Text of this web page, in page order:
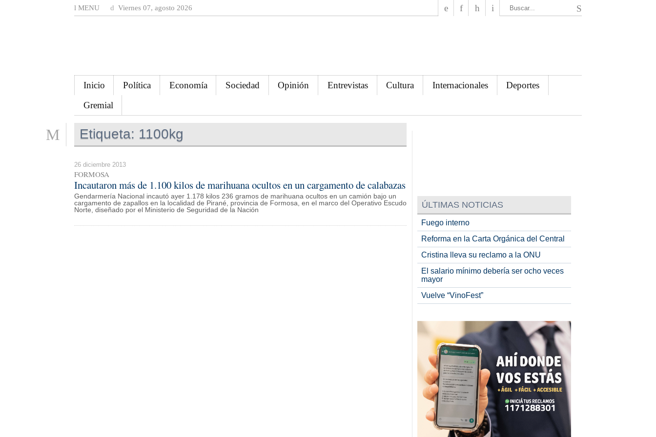
MENU Viernes 07, agosto 2026
Inicio Política Economía Sociedad Opinión Entrevistas Cultura Internacionales
Deportes
Gremial
Etiqueta: 1100kg
26 diciembre 2013
FORMOSA
Incautaron más de 1.100 kilos de marihuana ocultos en un cargamento de calabazas
Gendarmería Nacional incautó ayer 1.178 kilos 236 gramos de marihuana ocultos en un camión bajo un
cargamento de zapallos en la localidad de Pirané, provincia de Formosa, en el marco del Operativo Escudo
Norte, diseñado por el Ministerio de Seguridad de la Nación
ÚLTIMAS NOTICIAS
Fuego interno
Reforma en la Carta Orgánica del Central
Cristina lleva su reclamo a la ONU
El salario mínimo debería ser ocho veces
mayor
Vuelve “VinoFest”